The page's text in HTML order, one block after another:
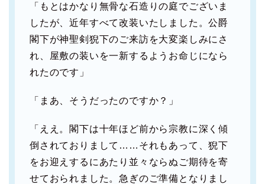
「もとはかなり無骨な石造りの庭でございま
したが、近年すべて改装いたしました。公爵
閣下が神聖剣猊下のご来訪を大変楽しみにさ
れ、屋敷の装いを一新するようお命じになら
れたのです」
「まあ、そうだったのですか？」
「ええ。閣下は十年ほど前から宗教に深く傾
倒されておりまして……それもあって、猊下
をお迎えするにあたり並々ならぬご期待を寄
せておられました。急ぎのご準備となりまし